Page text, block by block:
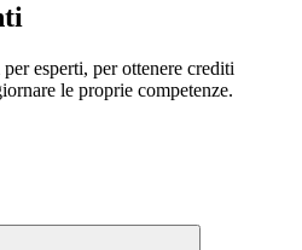
esperti, per ottenere crediti
le proprie competenze.